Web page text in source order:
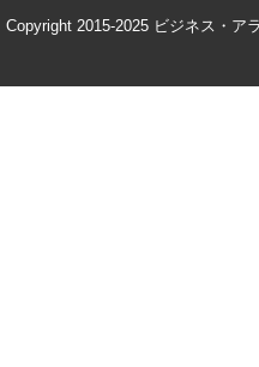
Copyright 2015-2025 ビジネス・ア